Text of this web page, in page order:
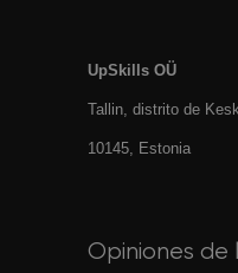
UpSkills OÜ
Tallin, distrito de
10145, Estonia
Opiniones de